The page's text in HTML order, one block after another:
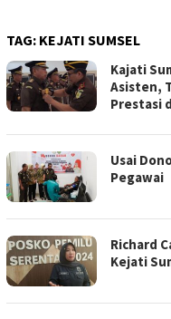
TAG: KEJATI SUMSEL
Kajati
Asisten,
Prestasi
Usai
Pegawai
Richard
Kejati